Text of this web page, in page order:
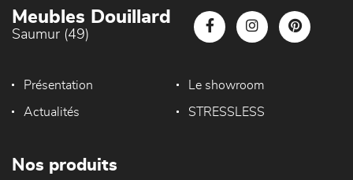
Meubles Douillard
Saumur (49)
Présentation Le showroom
Actualités STRESSLESS
Nos produits